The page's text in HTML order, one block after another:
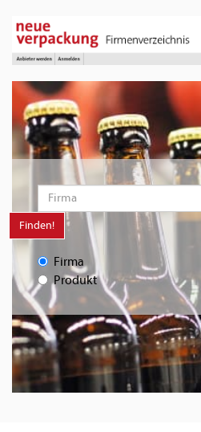
Finden!
Firma
Produkt